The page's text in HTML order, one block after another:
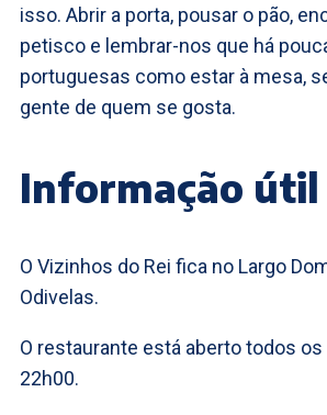
isso. Abrir a porta, pousar o pão,
petisco e lembrar-nos que há
portuguesas como estar à mesa,
gente de quem se gosta.
Informação útil
O Vizinhos do Rei fica no Largo
Odivelas.
O restaurante está aberto todos os
22h00.